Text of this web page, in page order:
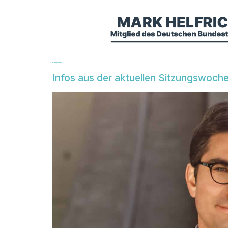
Infos aus der aktuellen Sitzungswoche